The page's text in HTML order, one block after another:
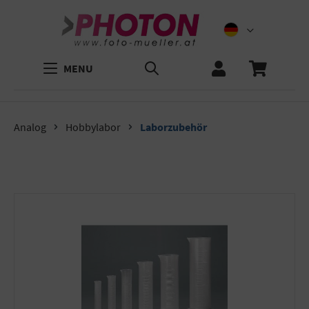
MENU
Analog Hobbylabor Laborzubehör